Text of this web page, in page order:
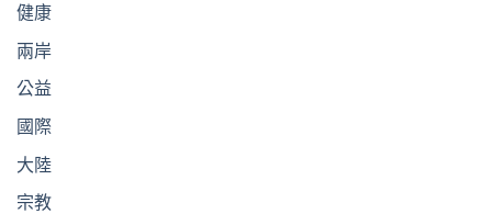
健康
兩岸
公益
國際
大陸
宗教